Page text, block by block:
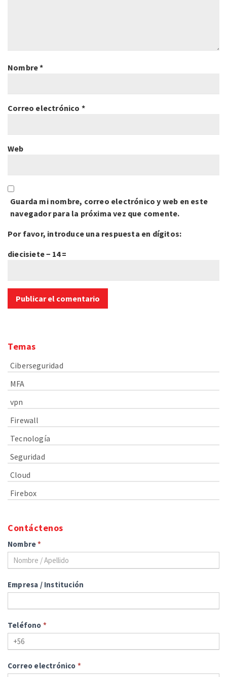
Nombre*
Correo electrónico *
Web
Guarda mi nombre, correo electrónico y web en este
navegador para la próxima vez que comente.
Por favor, introduce una respuesta en dígitos:
diecisiete − 14 =
Temas
Ciberseguridad
MFA
vpn
Firewall
Tecnología
Seguridad
Cloud
Firebox
Contáctenos
Nombre*
Empresa / Institución
Teléfono *
Correo electrónico *